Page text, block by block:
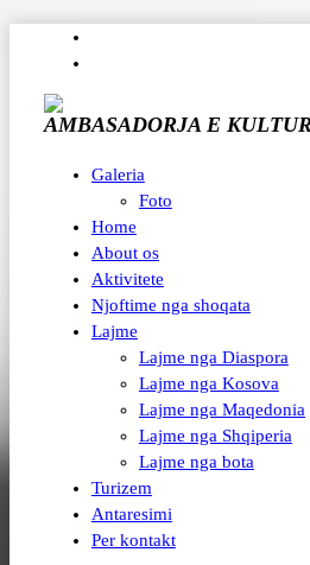
AMBASADORJA E
Galeria
Foto
Home
About os
Aktivitete
Njoftime nga shoqata
Lajme
Lajme nga Diaspora
Lajme nga Kosova
Lajme nga Maqedonia
Lajme nga Shqiperia
Lajme nga bota
Turizem
Antaresimi
Per kontakt